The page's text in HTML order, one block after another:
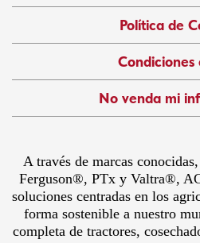
Política de
Condiciones
No venda mi
A través de marcas
Ferguson®, PTx y Valtra®,
soluciones centradas en los
forma sostenible a nuestro
completa de tractores,